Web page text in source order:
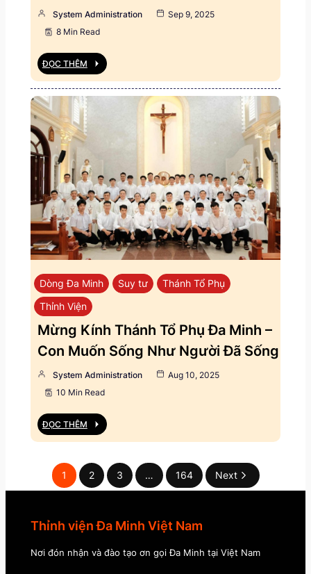
System Administration
Sep 9, 2025
8 Min Read
ĐỌC THÊM
Dòng Đa Minh Suy tư
Thánh Tổ Phụ
Thỉnh Viện
Mừng Kính Thánh Tổ Phụ Đa Minh –
Con Muốn Sống Như Người Đã Sống
System Administration
Aug 10, 2025
10 Min Read
ĐỌC THÊM
1 2 3 … 164 Next
Thỉnh viện Đa Minh Việt Nam
Nơi đón nhận và đào tạo ơn gọi Đa Minh tại Việt Nam